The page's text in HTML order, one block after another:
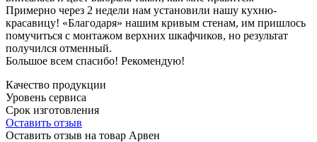
Примерно через 2 недели нам установили нашу кухню-
красавицу! «Благодаря» нашим кривым стенам, им пришлось
помучиться с монтажом верхних шкафчиков, но результат
получился отменный.
Большое всем спасибо! Рекомендую!
Качество продукции
Уровень сервиса
Срок изготовления
Оставить отзыв
Оставить отзыв на товар Арвен